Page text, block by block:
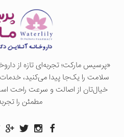
«پرسيس ماركت؛ تجربه‌ای تازه از
سلامت را یک‌جا پیدا می‌کنید،
خیال‌تان از اصالت و سرعت راحت
مطمئن را